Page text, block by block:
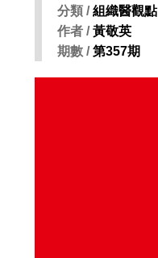
分類 /組織醫觀點
作者 /黃敬英
期數 /第357期